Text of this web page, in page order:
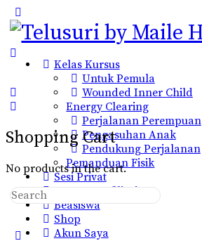
Side
Panel
Kelas Kursus
Untuk Pemula
Wounded Inner Child
Energy Clearing
Perjalanan Perempuan
Pengasuhan Anak
Pendukung Perjalanan
Pemanduan Fisik
Sesi Privat
Program Afiliasi
Beasiswa
Shop
Akun Saya
Shopping Cart
No products in the cart.
Search
for: